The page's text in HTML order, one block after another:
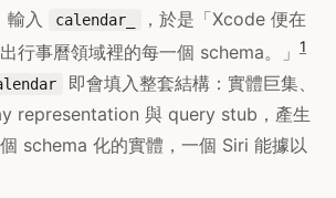
入
calendar_
，於是「Xcode 便在
行事曆領域裡的每一個 schema。」 1
即會填入整套結構：實體巨集、
representation 與 query stub，產生
schema 化的實體，一個 Siri 能據以